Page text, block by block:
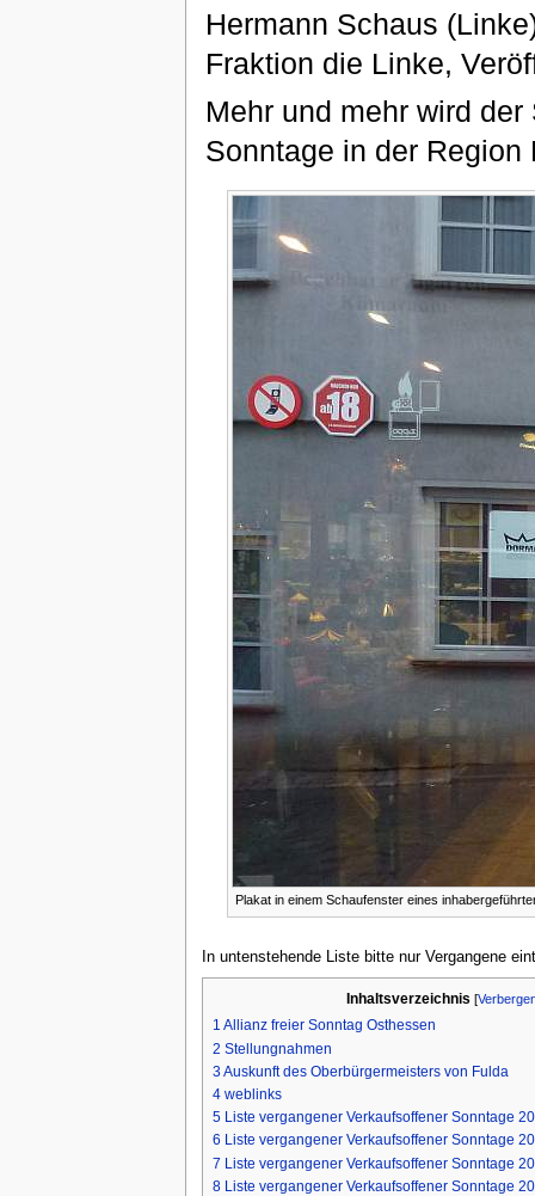
Hermann Schaus
Fraktion die Linke,
Mehr und mehr wird
Sonntage in der
Plakat in einem Schaufenster eines
In untenstehende Liste bitte nur Vergangene
Inhaltsverzeichnis [
1 Allianz freier Sonntag Osthessen
2 Stellungnahmen
3Auskunft des Oberbürgermeisters von Fulda
4 weblinks
5 Liste vergangener Verkaufsoffener Sonntage
6 Liste vergangener Verkaufsoffener Sonntage
7 Liste vergangener Verkaufsoffener Sonntage
8 Liste vergangener Verkaufsoffener Sonntage